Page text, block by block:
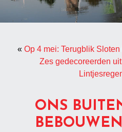
«Op 4 mei: Terugblik
Zes gedecoreerden
ONS
BEBOUWEN